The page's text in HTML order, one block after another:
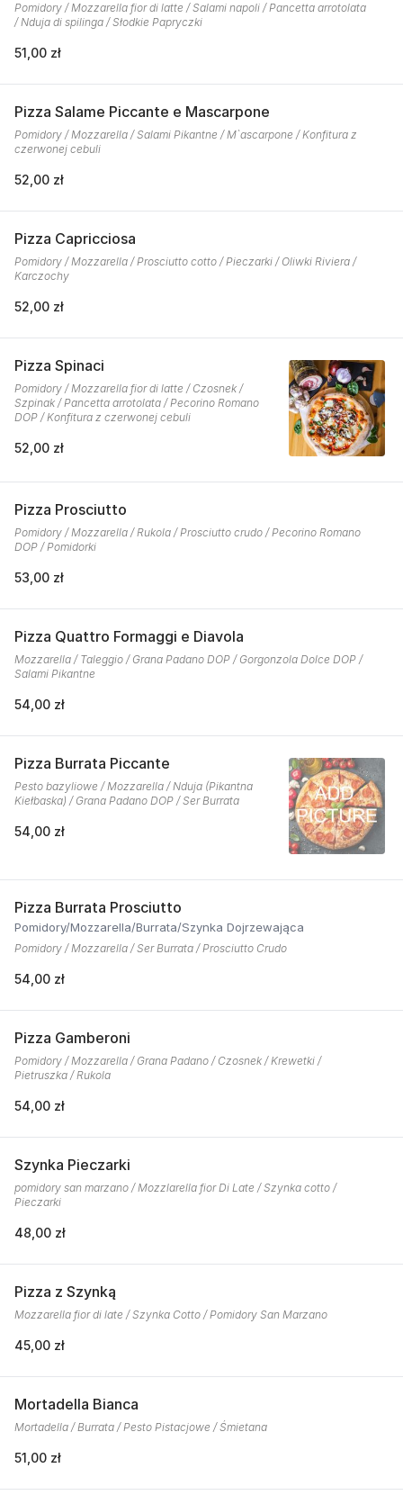
Pomidory / Mozzarella fior di latte / Salami napoli / Pancetta arrotolata
/ Nduja di spilinga / Słodkie Papryczki
51,00 zł
Pizza Salame Piccante e Mascarpone
Pomidory / Mozzarella / Salami Pikantne / M`ascarpone / Konfitura z
czerwonej cebuli
52,00 zł
Pizza Capricciosa
Pomidory / Mozzarella / Prosciutto cotto / Pieczarki / Oliwki Riviera /
Karczochy
52,00 zł
Pizza Spinaci
Pomidory / Mozzarella fior di latte / Czosnek /
Szpinak / Pancetta arrotolata / Pecorino Romano
DOP / Konfitura z czerwonej cebuli
52,00 zł
Pizza Prosciutto
Pomidory / Mozzarella / Rukola / Prosciutto crudo / Pecorino Romano
DOP / Pomidorki
53,00 zł
Pizza Quattro Formaggi e Diavola
Mozzarella / Taleggio / Grana Padano DOP / Gorgonzola Dolce DOP /
Salami Pikantne
54,00 zł
Pizza Burrata Piccante
Pesto bazyliowe / Mozzarella / Nduja (Pikantna
Kiełbaska) / Grana Padano DOP / Ser Burrata
54,00 zł
Pizza Burrata Prosciutto
Pomidory/Mozzarella/Burrata/Szynka Dojrzewająca
Pomidory / Mozzarella / Ser Burrata / Prosciutto Crudo
54,00 zł
Pizza Gamberoni
Pomidory / Mozzarella / Grana Padano / Czosnek / Krewetki /
Pietruszka / Rukola
54,00 zł
Szynka Pieczarki
pomidory san marzano / Mozzlarella fior Di Late / Szynka cotto /
Pieczarki
48,00 zł
Pizza z Szynką
Mozzarella fior di late / Szynka Cotto / Pomidory San Marzano
45,00 zł
Mortadella Bianca
Mortadella / Burrata / Pesto Pistacjowe / Śmietana
51,00 zł